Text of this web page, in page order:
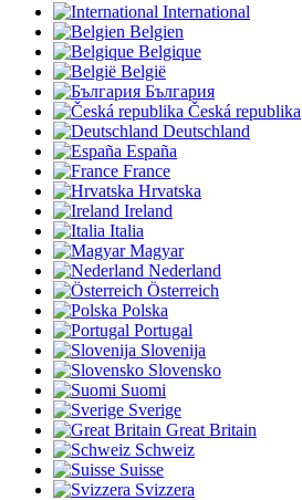
International
Belgien
Belgique
België
България
Česká republika
Deutschland
España
France
Hrvatska
Ireland
Italia
Magyar
Nederland
Österreich
Polska
Portugal
Slovenija
Slovensko
Suomi
Sverige
Great Britain
Schweiz
Suisse
Svizzera